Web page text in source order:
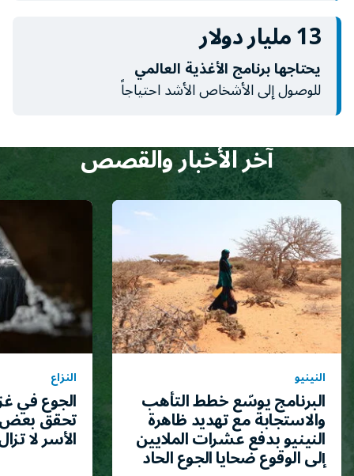
13 مليار دولار
يحتاجها برنامج الأغذية العالمي
للوصول إلى الأشخاص الأشد احتياجاً
آخر الأخبار والقصص
النينيو
البرنامج يوسّع خطط التأهب
والاستجابة مع تهديد ظاهرة
النينيو بدفع عشرات الملايين
إلى الوقوع ضحايا الجوع الحاد
النزاع
الجوع في
تحقق بعض
الأسر لا